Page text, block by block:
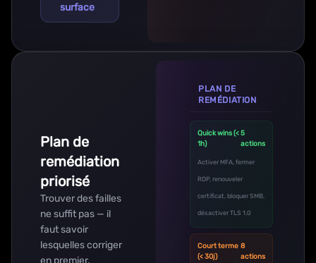
surface
Plan de
remédiation
priorisé
Trouver des failles
ne suffit pas — il
faut savoir
lesquelles corriger
en premier.
PLAN DE
REMÉDIATION
Quick wins (<
1h)
5
actions
Activer MFA, fermer
RDP, renouveler
certificat, bloquer SMB,
désactiver TLS 1.0
Court terme
(< 30j)
8
actions